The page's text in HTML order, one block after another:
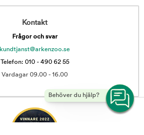
Behöver du hjälp?
Kontakt
Frågor och svar
kundtjanst@arkenzoo.se
Telefon: 010 - 490 62 55
Vardagar 09.00 - 16.00